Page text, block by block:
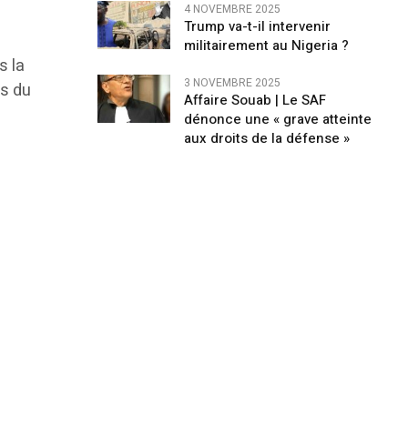
la
du
4 NOVEMBRE 2025
Trump va-t-il intervenir
militairement au Nigeria ?
3 NOVEMBRE 2025
Affaire Souab | Le SAF
dénonce une « grave atteinte
aux droits de la défense »